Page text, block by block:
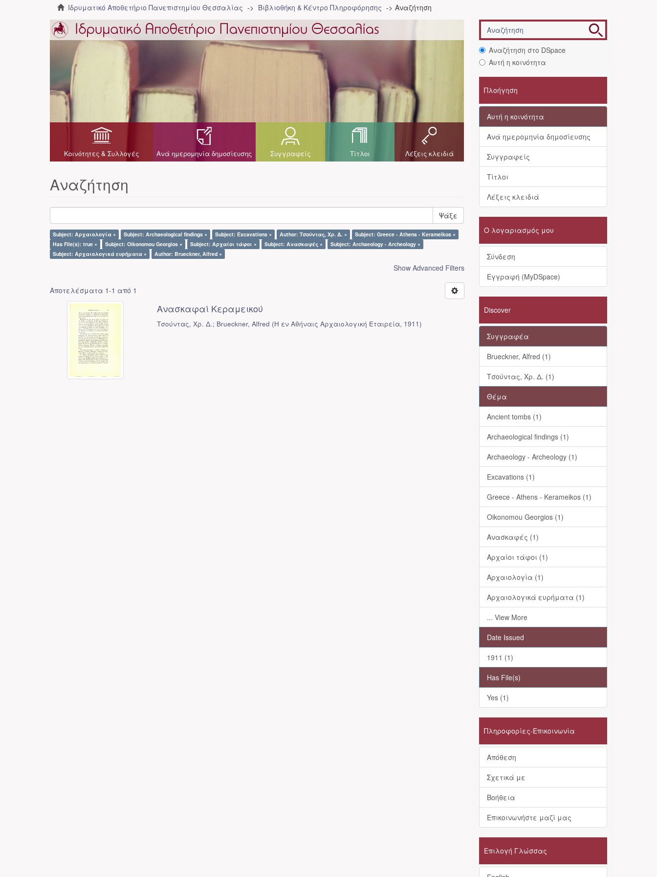
Ιδρυματικό Αποθετήριο Πανεπιστημίου Θεσσαλίας Βιβλιοθήκη & Κέντρο Πληροφόρησης Αναζήτηση
Κοινότητες & Συλλογές Ανά ημερομηνία δημοσίευσης Συγγραφείς Τίτλοι Λέξεις κλειδιά
Αναζήτηση
Ψάξε
Subject: Αρχαιολογία × Subject: Archaeological findings × Subject: Excavations × Author: Τσούντας, Χρ. Δ. ×
Subject: Greece - Athens - Kerameikos ×
Has File(s): true ×
Subject: Oikonomou Georgios × Subject: Αρχαίοι τάφοι × Subject: Ανασκαφές ×
Subject: Archaeology - Archeology ×
Subject: Αρχαιολογικά ευρήματα ×
Author: Brueckner, Alfred ×
Show Advanced Filters
Αποτελέσματα 1-1 από 1
Ανασκαφαί Κεραμεικού
Τσούντας, Χρ. Δ.; Brueckner, Alfred (Η εν Αθήναις Αρχαιολογική Εταιρεία, 1911)
Αναζήτηση στο DSpace
Αυτή η κοινότητα
Πλοήγηση
Αυτή η κοινότητα
Ανά ημερομηνία δημοσίευσης
Συγγραφείς
Τίτλοι
Λέξεις κλειδιά
Ο λογαριασμός μου
Σύνδεση
Εγγραφή (MyDSpace)
Discover
Συγγραφέα
Brueckner, Alfred (1)
Τσούντας, Χρ. Δ. (1)
Θέμα
Ancient tombs (1)
Archaeological findings (1)
Archaeology - Archeology (1)
Excavations (1)
Greece - Athens - Kerameikos (1)
Oikonomou Georgios (1)
Ανασκαφές (1)
Αρχαίοι τάφοι (1)
Αρχαιολογία (1)
Αρχαιολογικά ευρήματα (1)
... View More
Date Issued
1911 (1)
Has File(s)
Yes (1)
Πληροφορίες-Επικοινωνία
Απόθεση
Σχετικά με
Βοήθεια
Επικοινωνήστε μαζί μας
Επιλογή Γλώσσας